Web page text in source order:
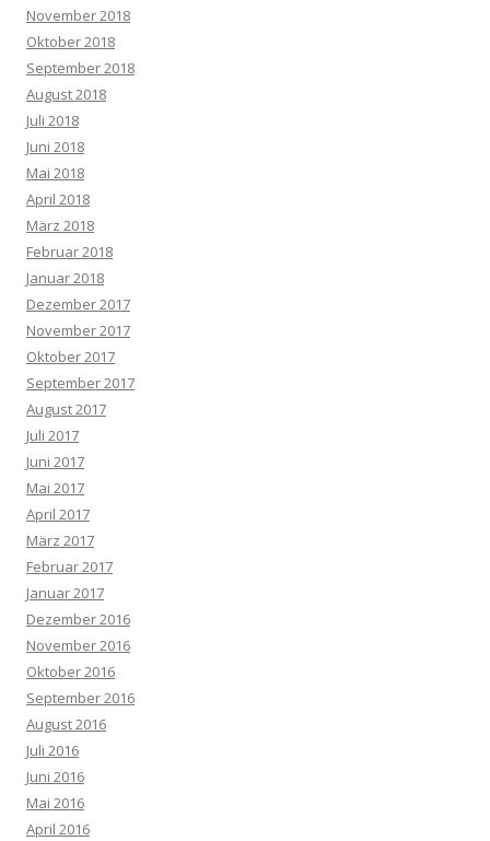
November 2018
Oktober 2018
September 2018
August 2018
Juli 2018
Juni 2018
Mai 2018
April 2018
März 2018
Februar 2018
Januar 2018
Dezember 2017
November 2017
Oktober 2017
September 2017
August 2017
Juli 2017
Juni 2017
Mai 2017
April 2017
März 2017
Februar 2017
Januar 2017
Dezember 2016
November 2016
Oktober 2016
September 2016
August 2016
Juli 2016
Juni 2016
Mai 2016
April 2016